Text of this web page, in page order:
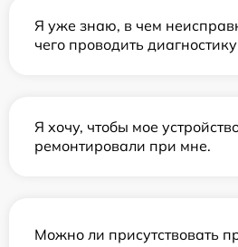
Я уже знаю, в чем
чего проводить
Я хочу, чтобы мое
ремонтировали при мне.
Можно ли присутствовать